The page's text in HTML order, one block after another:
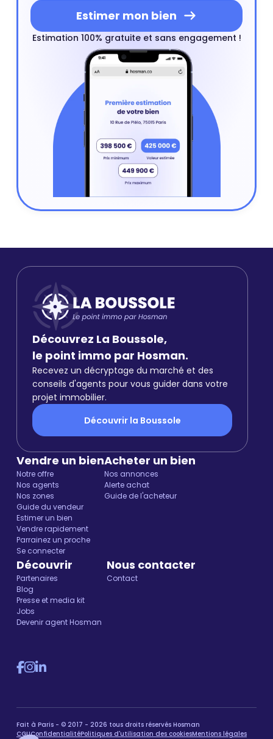
Estimer mon bien
Estimation 100% gratuite et sans engagement !
Découvrez La Boussole,
le point immo par Hosman.
Recevez un décryptage du marché et des
conseils d'agents pour vous guider dans votre
projet immobilier.
Découvrir la Boussole
Vendre un bien
Notre offre
Nos agents
Nos zones
Guide du vendeur
Estimer un bien
Vendre rapidement
Parrainez un proche
Se connecter
Acheter un bien
Nos annonces
Alerte achat
Guide de l'acheteur
Découvrir
Partenaires
Blog
Presse et media kit
Jobs
Devenir agent Hosman
Nous contacter
Contact
Fait à Paris - © 2017 - 2026 tous droits réservés Hosman
CGUConfidentialitéPolitiques d'utilisation des cookiesMentions légales